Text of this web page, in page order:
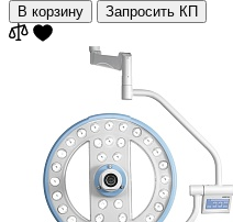
В корзину Запросить КП